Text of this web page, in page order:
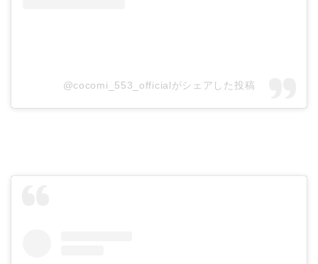
@cocomi_553_officialがシェアした投稿